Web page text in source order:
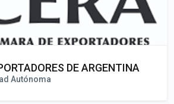
DE ARGENTINA
Autónoma